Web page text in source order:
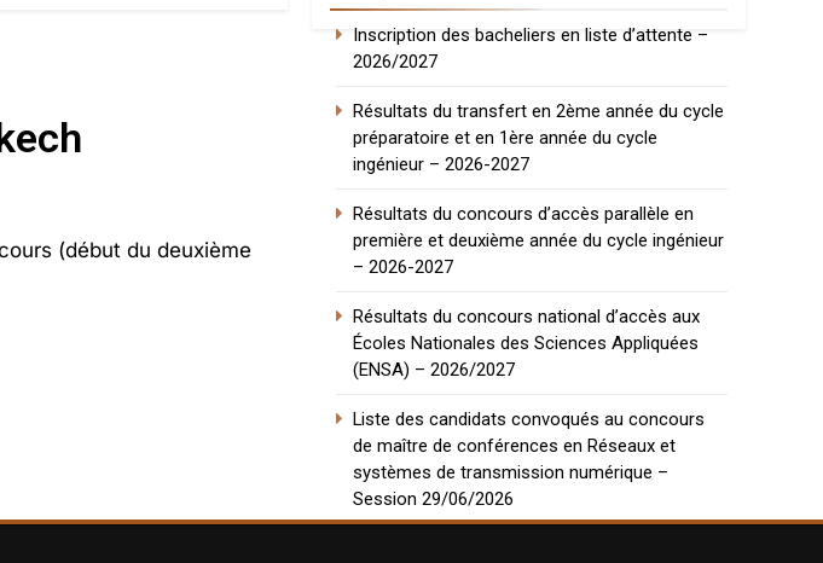
(début du deuxième
Inscription des bacheliers en liste d’attente –
2026/2027
Résultats du transfert en 2ème année du cycle
préparatoire et en 1ère année du cycle
ingénieur – 2026-2027
Résultats du concours d’accès parallèle en
première et deuxième année du cycle ingénieur
– 2026-2027
Résultats du concours national d’accès aux
Écoles Nationales des Sciences Appliquées
(ENSA) – 2026/2027
Liste des candidats convoqués au concours
de maître de conférences en Réseaux et
systèmes de transmission numérique –
Session 29/06/2026